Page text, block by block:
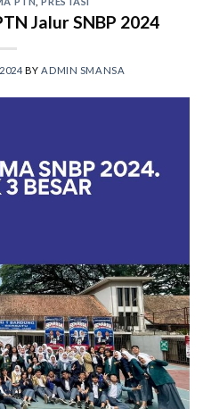
Jalur SNBP 2024
BYADMIN SMANSA